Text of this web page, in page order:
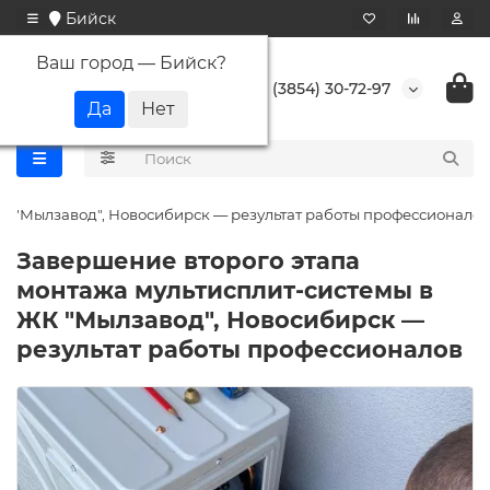
Бийск
Ваш город — Бийск?
+7 (3854) 30-72-97
Новосибирск — результат работы профессионалов
Завершение второго этапа
монтажа мультисплит-системы в
ЖК "Мылзавод", Новосибирск —
результат работы профессионалов